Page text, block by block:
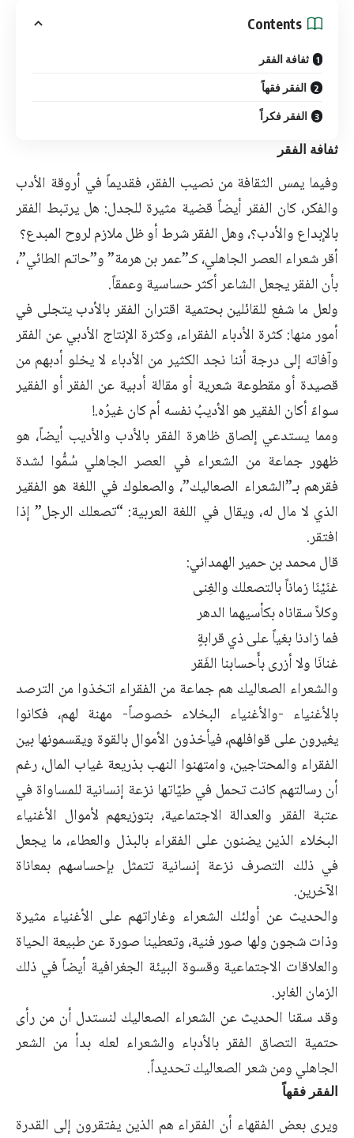
Contents
ثفافة الفقر
الفقر فقهاً
الفقر فكراً
ثفافة الفقر
وفيما يمس الثقافة من نصيب الفقر، فقديماً في أروقة الأدب
والفكر، كان الفقر أيضاً قضية مثيرة للجدل: هل يرتبط الفقر
بالإبداع والأدب؟، وهل الفقر شرط أو ظل ملازم لروح المبدع؟
أقر شعراء العصر الجاهلي، كـ”عمر بن هرمة” و”حاتم الطائي”،
بأن الفقر يجعل الشاعر أكثر حساسية وعمقاً.
ولعل ما شفع للقائلين بحتمية اقتران الفقر بالأدب يتجلى في
أمور منها: كثرة الأدباء الفقراء، وكثرة الإنتاج الأدبي عن الفقر
وآفاته إلى درجة أننا نجد الكثير من الأدباء لا يخلو أدبهم من
قصيدة أو مقطوعة شعرية أو مقالة أدبية عن الفقر أو الفقير
سواءً أكان الفقير هو الأديبُ نفسه أم كان غيرُه.!
ومما يستدعي إلصاق ظاهرة الفقر بالأدب والأديب أيضاً، هو
ظهور جماعة من الشعراء في العصر الجاهلي سُمُّوا لشدة
فقرهم بـ”الشعراء الصعاليك”، والصعلوك في اللغة هو الفقير
الذي لا مال له، ويقال في اللغة العربية: “تصعلك الرجل” إذا
افتقر.
قال محمد بن حمير الهمداني:
غنَيْنَا زماناً بالتصعلك والغِنى
وكلاً سقاناه بكأسيهما الدهر
فما زادنا بغياً على ذي قرابةٍ
غنانَا ولا أزرى بأَحسابنا الفَقر
والشعراء الصعاليك هم جماعة من الفقراء اتخذوا من الترصد
بالأغنياء -والأغنياء البخلاء خصوصاً- مهنة لهم، فكانوا
يغيرون على قوافلهم، فيأخذون الأموال بالقوة ويقسمونها بين
الفقراء والمحتاجين، وامتهنوا النهب بذريعة غياب المال، رغم
أن رسالتهم كانت تحمل في طيّاتها نزعة إنسانية للمساواة في
عتبة الفقر والعدالة الاجتماعية، بتوزيعهم لأموال الأغنياء
البخلاء الذين يضنون على الفقراء بالبذل والعطاء، ما يجعل
في ذلك التصرف نزعة إنسانية تتمثل بإحساسهم بمعاناة
الآخرين.
والحديث عن أولئك الشعراء وغاراتهم على الأغنياء مثيرة
وذات شجون ولها صور فنية، وتعطينا صورة عن طبيعة الحياة
والعلاقات الاجتماعية وقسوة البيئة الجغرافية أيضاً في ذلك
الزمان الغابر.
وقد سقنا الحديث عن الشعراء الصعاليك لنستدل أن من رأى
حتمية التصاق الفقر بالأدباء والشعراء لعله بدأ من الشعر
الجاهلي ومن شعر الصعاليك تحديداً.
الفقر فقهاً
ويرى بعض الفقهاء أن الفقراء هم الذين يفتقرون إلى القدرة